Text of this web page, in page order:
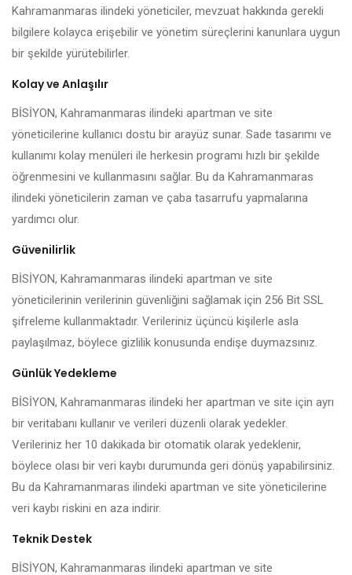
Kahramanmaras ilindeki yöneticiler, mevzuat hakkında gerekli
bilgilere kolayca erişebilir ve yönetim süreçlerini kanunlara uygun
bir şekilde yürütebilirler.
Kolay ve Anlaşılır
BİSİYON, Kahramanmaras ilindeki apartman ve site
yöneticilerine kullanıcı dostu bir arayüz sunar. Sade tasarımı ve
kullanımı kolay menüleri ile herkesin programı hızlı bir şekilde
öğrenmesini ve kullanmasını sağlar. Bu da Kahramanmaras
ilindeki yöneticilerin zaman ve çaba tasarrufu yapmalarına
yardımcı olur.
Güvenilirlik
BİSİYON, Kahramanmaras ilindeki apartman ve site
yöneticilerinin verilerinin güvenliğini sağlamak için 256 Bit SSL
şifreleme kullanmaktadır. Verileriniz üçüncü kişilerle asla
paylaşılmaz, böylece gizlilik konusunda endişe duymazsınız.
Günlük Yedekleme
BİSİYON, Kahramanmaras ilindeki her apartman ve site için ayrı
bir veritabanı kullanır ve verileri düzenli olarak yedekler.
Verileriniz her 10 dakikada bir otomatik olarak yedeklenir,
böylece olası bir veri kaybı durumunda geri dönüş yapabilirsiniz.
Bu da Kahramanmaras ilindeki apartman ve site yöneticilerine
veri kaybı riskini en aza indirir.
Teknik Destek
BİSİYON, Kahramanmaras ilindeki apartman ve site